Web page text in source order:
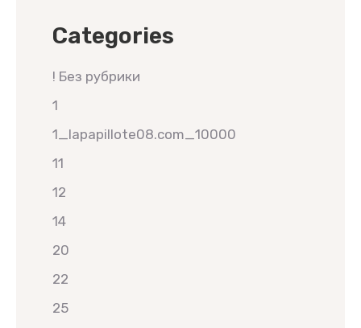
Categories
! Без рубрики
1
1_lapapillote08.com_10000
11
12
14
20
22
25